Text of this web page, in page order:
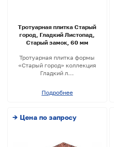
Тротуарная плитка Старый
город, Гладкий Листопад,
Старый замок, 60 мм
Тротуарная плитка формы
«Старый город» коллекция
Гладкий л...
Подробнее
→ Цена по запросу